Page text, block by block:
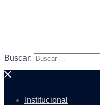
Buscar:
Institucional